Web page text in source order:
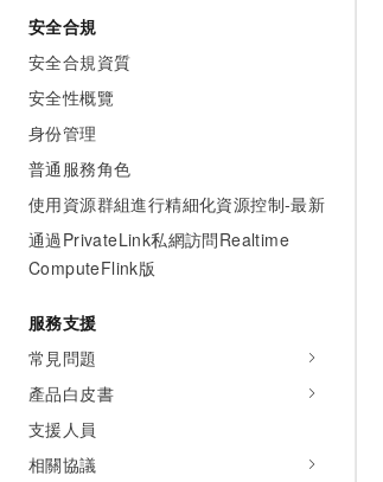
安全合規
安全合規資質
安全性概覽
身份管理
普通服務角色
使用資源群組進行精細化資源控制-最新
通過PrivateLink私網訪問Realtime
ComputeFlink版
服務支援
常見問題
產品白皮書
支援人員
相關協議